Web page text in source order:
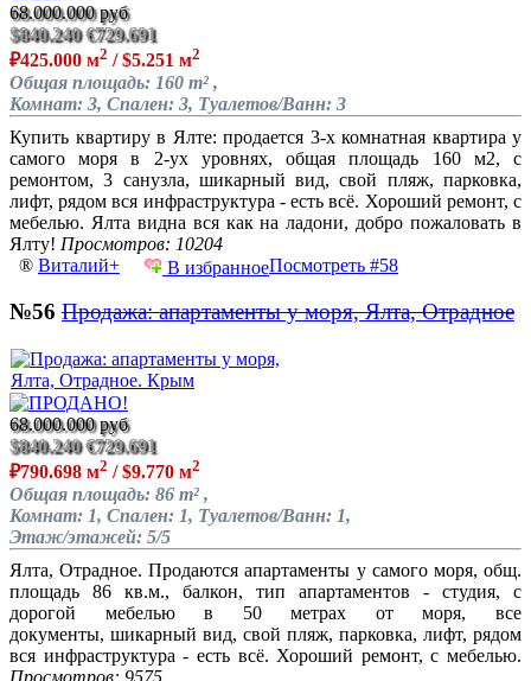
68.000.000 руб
$840.240 €729.691
₽425.000 м2 / $5.251 м2
Общая площадь: 160 m² ,
Комнат: 3, Спален: 3, Туалетов/Ванн: 3
Купить квартиру в Ялте: продается 3-х комнатная квартира у
самого моря в 2-ух уровнях, общая площадь 160 м2, с
ремонтом, 3 санузла, шикарный вид, свой пляж, парковка,
лифт, рядом вся инфраструктура - есть всё. Хороший ремонт, с
мебелью. Ялта видна вся как на ладони, добро пожаловать в
Ялту! Просмотров: 10204
® Виталий+ В избранноеПосмотреть #58
№56 Продажа: апартаменты у моря, Ялта, Отрадное
68.000.000 руб
$840.240 €729.691
₽790.698 м2 / $9.770 м2
Общая площадь: 86 m² ,
Комнат: 1, Спален: 1, Туалетов/Ванн: 1,
Этаж/этажей: 5/5
Ялта, Отрадное. Продаются апартаменты у самого моря, общ.
площадь 86 кв.м., балкон, тип апартаментов - студия, с
дорогой мебелью в 50 метрах от моря, все
документы, шикарный вид, свой пляж, парковка, лифт, рядом
вся инфраструктура - есть всё. Хороший ремонт, с мебелью.
Просмотров: 9575